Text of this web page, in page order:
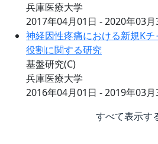
兵庫医療大学
2017年04月01日 - 2020年03月
神経因性疼痛における新規K
役割に関する研究
基盤研究(C)
兵庫医療大学
2016年04月01日 - 2019年03月
すべて表示す